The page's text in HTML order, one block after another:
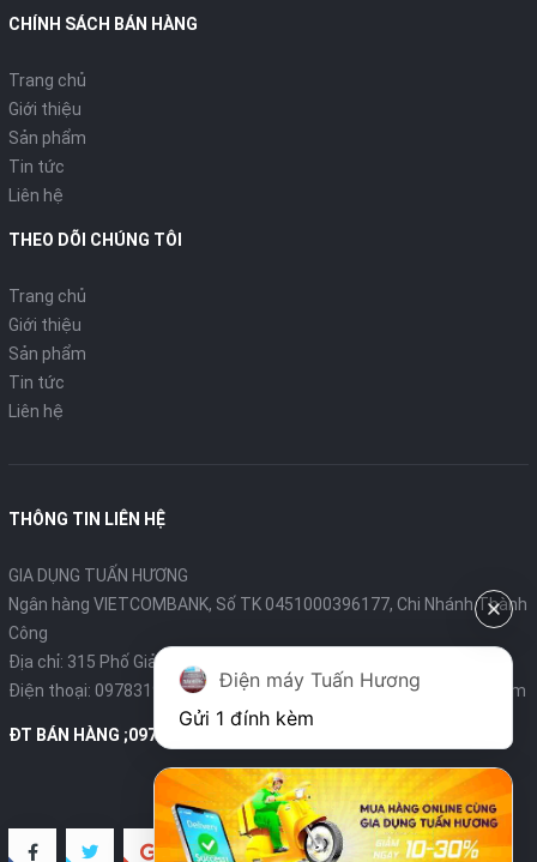
CHÍNH SÁCH BÁN HÀNG
Trang chủ
Giới thiệu
Sản phẩm
Tin tức
Liên hệ
THEO DÕI CHÚNG TÔI
Trang chủ
Giới thiệu
Sản phẩm
Tin tức
Liên hệ
THÔNG TIN LIÊN HỆ
GIA DỤNG TUẤN HƯƠNG
Ngân hàng VIETCOMBANK, Số TK 0451000396177, Chi Nhánh Thành
Công
Địa chỉ: 315 Phố Giảng Võ - Ba Đình - Hà Nội
Điện thoại: 0978319375- Email:diengiadungtuanhuong@gmail.com
ĐT BÁN HÀNG ;0978319375
Điện máy Tuấn Hương
Gửi 1 đính kèm